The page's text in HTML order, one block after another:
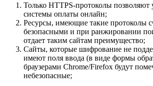
Только HTTPS-протоколы позволяют
системы оплаты онлайн;
Ресурсы, имеющие такие протоколы
безопасными и при ранжировании
отдает таким сайтам преимущество;
Сайты, которые шифрование не
имеют поля ввода (в виде формы
браузерами Chrome/Firefox будут
небезопасные;